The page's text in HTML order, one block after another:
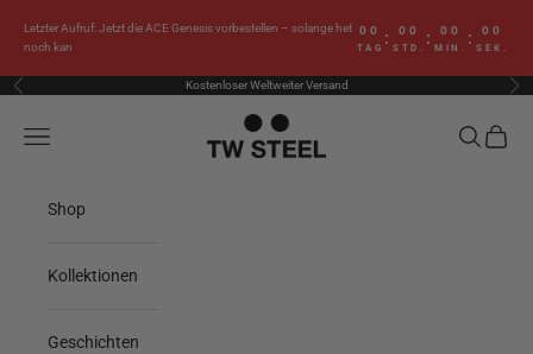
Letzter Aufruf: Jetzt die ACE Genesis vorbestellen – solange het
noch kan
00
TAG
: 00
STD.
: 00
MIN.
: 00
SEK.
Zurück Kostenloser Weltweiter Versand Vor
TW Steel
Menü Suchen
Shop
Kollektionen
Geschichten